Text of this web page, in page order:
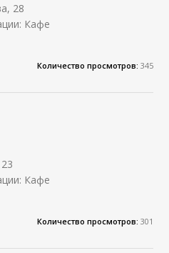
28
Кафе
Количество просмотров: 345
Кафе
Количество просмотров: 301